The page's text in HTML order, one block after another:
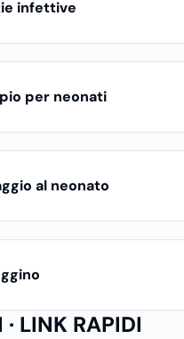
importante per le
delicato prodotto.
infettive
per neonati
al neonato
LINK RAPIDI